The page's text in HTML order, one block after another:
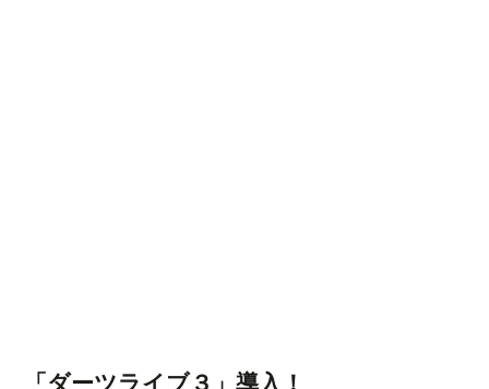
「ダーツライブ３」導入！